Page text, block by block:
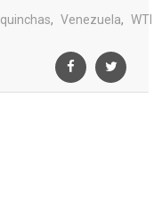
quinchas, Venezuela, WTI